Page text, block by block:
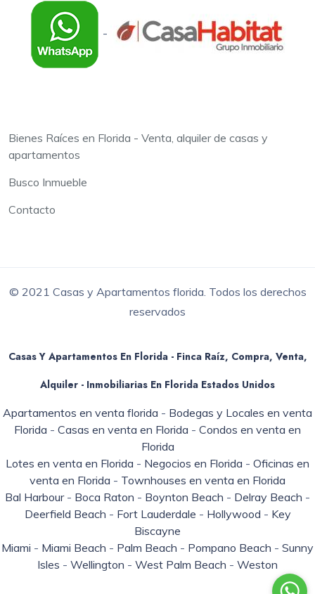
-
Bienes Raíces en Florida - Venta, alquiler de casas y
apartamentos
Busco Inmueble
Contacto
© 2021 Casas y Apartamentos florida. Todos los derechos
reservados
Casas Y Apartamentos En Florida - Finca Raíz, Compra, Venta,
Alquiler - Inmobiliarias En Florida Estados Unidos
Apartamentos en venta florida - Bodegas y Locales en venta
Florida - Casas en venta en Florida - Condos en venta en
Florida
Lotes en venta en Florida - Negocios en Florida - Oficinas en
venta en Florida - Townhouses en venta en Florida
Bal Harbour- Boca Raton - Boynton Beach - Delray Beach -
Deerfield Beach - Fort Lauderdale - Hollywood - Key
Biscayne
Miami - Miami Beach - Palm Beach - Pompano Beach - Sunny
Isles - Wellington - West Palm Beach - Weston